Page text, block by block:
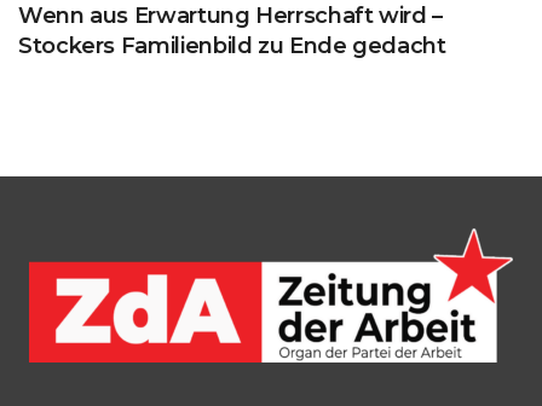
Wenn aus Erwartung Herrschaft wird –
Stockers Familienbild zu Ende gedacht